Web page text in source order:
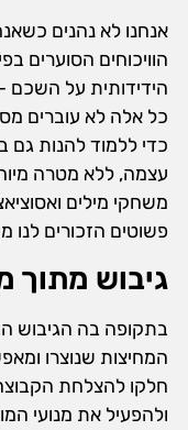
אנחנו לא נהנים
הוויכוחים הסוערים
הידידותית על השכם
כל אלה לא עוברים
כדי ללמוד להנות גם
עצמה, ללא מטרה
משחקי מילים
פשוטים הזכורים לנו
גיבוש מתוך
בתקופה בה הגיבוש
המחיצות שנוצרו
חלקו להצלחת
ולהפעיל את מנועי